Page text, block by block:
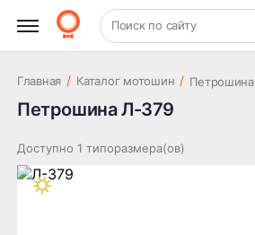
+7 (831) 261-35-35 Шиномонтаж
Поиск по сайту
Главная / Каталог мотошин / Петрошина
Петрошина Л-379
Доступно 1 типоразмера(ов)